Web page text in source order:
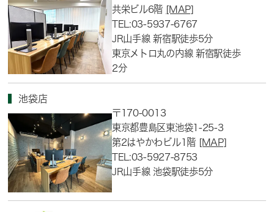
共栄ビル6階 [MAP]
TEL:03-5937-6767
JR山手線 新宿駅徒歩5分
東京メトロ丸の内線 新宿駅徒歩
2分
池袋店
〒170-0013
東京都豊島区東池袋1-25-3
第2はやかわビル1階 [MAP]
TEL:03-5927-8753
JR山手線 池袋駅徒歩5分